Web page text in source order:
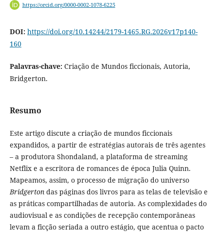
https://orcid.org/0000-0002-1078-6225
DOI: https://doi.org/10.14244/2179-1465.RG.2026v17p140-
160
Palavras-chave: Criação de Mundos ficcionais, Autoria,
Bridgerton.
Resumo
Este artigo discute a criação de mundos ficcionais
expandidos, a partir de estratégias autorais de três agentes
– a produtora Shondaland, a plataforma de streaming
Netflix e a escritora de romances de época Julia Quinn.
Mapeamos, assim, o processo de migração do universo
Bridgertondas páginas dos livros para as telas de televisão e
as práticas compartilhadas de autoria. As complexidades do
audiovisual e as condições de recepção contemporâneas
levam a ficção seriada a outro estágio, que acentua o pacto